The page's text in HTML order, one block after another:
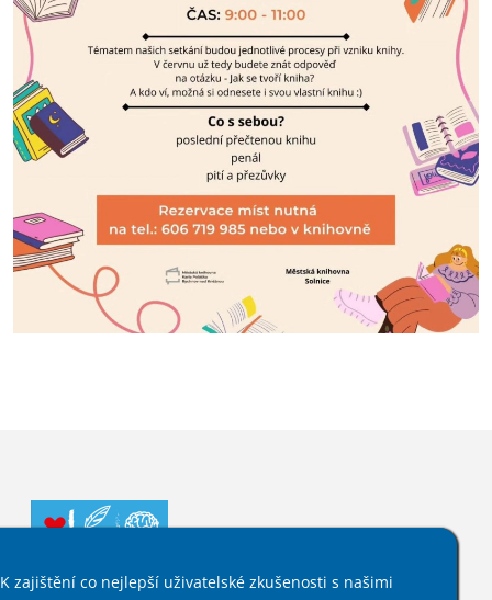
K zajištění co nejlepší uživatelské zkušenosti s našimi